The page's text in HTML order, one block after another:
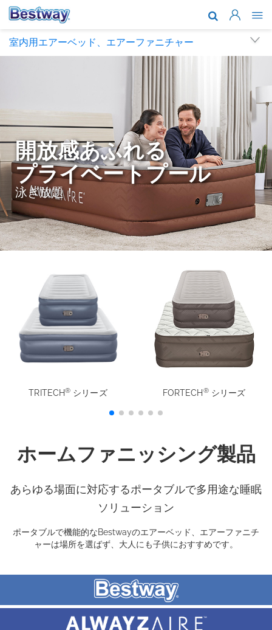
会社紹介
アフターサ
最新情報
一緒に働き
室内用エアーベッド、エアーファニチャー